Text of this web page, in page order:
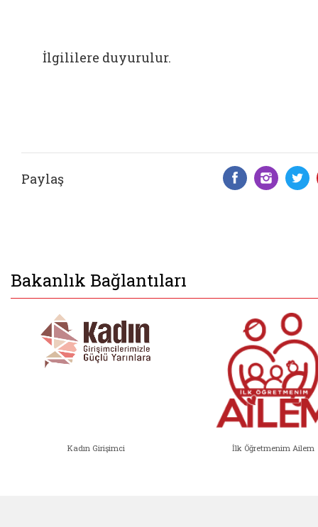
İlgililere duyurulur.
Paylaş
Bakanlık Bağlantıları
Kadın Girişimci İlk Öğretmenim Ailem